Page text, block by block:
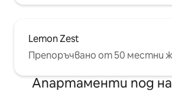
Lemon Zest
Препоръчвано от 50 местни
Апартаменти под